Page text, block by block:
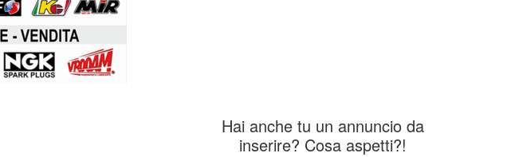
Hai anche tu un annuncio da
inserire? Cosa aspetti?!